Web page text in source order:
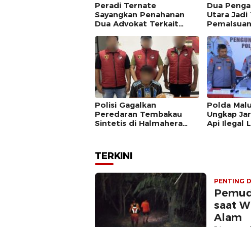
Peradi Ternate
Sayangkan Penahanan
Dua Advokat Terkait
Kuasa
Dua
Utara Jadi
Polisi Gagalkan
Peredaran Tembakau
Sintetis di Halmahera
Polda
Ungkap
Api Ilegal
TERKINI
PENTING
saat
Alam